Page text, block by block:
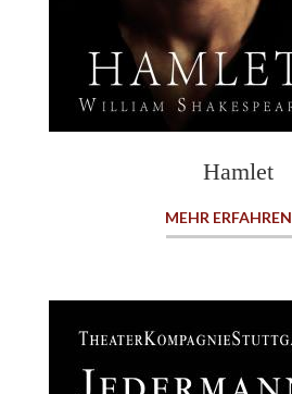
Hamlet
MEHR ERFAHREN